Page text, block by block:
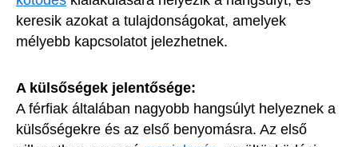
keresik azokat a tulajdonságokat, amelyek
mélyebb kapcsolatot jelezhetnek.
A külsőségek jelentősége:
A férfiak általában nagyobb hangsúlyt helyeznek a
külsőségekre és az első benyomásra. Az első